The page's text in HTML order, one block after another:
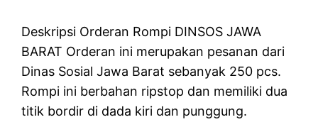
Deskripsi Orderan Rompi DINSOS JAWA
BARAT Orderan ini merupakan pesanan dari
Dinas Sosial Jawa Barat sebanyak 250 pcs.
Rompi ini berbahan ripstop dan memiliki dua
titik bordir di dada kiri dan punggung.